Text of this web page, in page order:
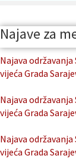
Najave za
Najava održavanja
vijeća Grada
Najava održavanja
vijeća Grada
Najava održavanja
vijeća Grada